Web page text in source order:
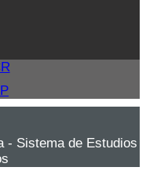
- Sistema de Estudios